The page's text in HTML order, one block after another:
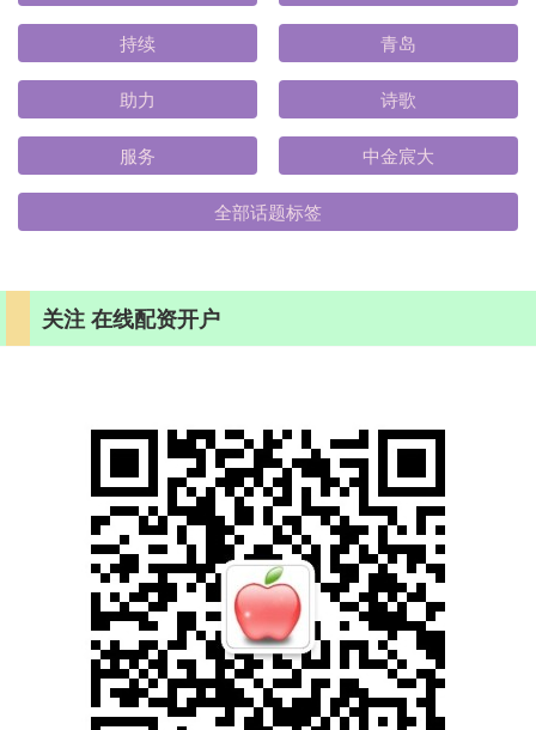
持续 青岛
助力 诗歌
服务 中金宸大
全部话题标签
关注 在线配资开户